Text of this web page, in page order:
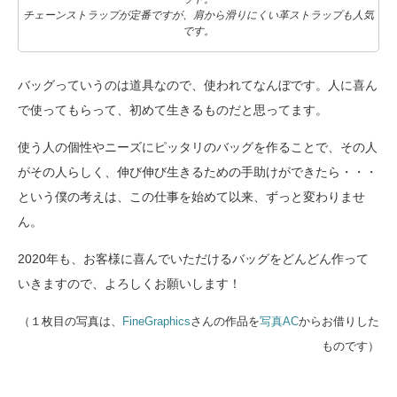
チェーンストラップが定番ですが、肩から滑りにくい革ストラップも人気
です。
バッグっていうのは道具なので、使われてなんぼです。人に喜ん
で使ってもらって、初めて生きるものだと思ってます。
使う人の個性やニーズにピッタリのバッグを作ることで、その人
がその人らしく、伸び伸び生きるための手助けができたら・・・
という僕の考えは、この仕事を始めて以来、ずっと変わりませ
ん。
2020年も、お客様に喜んでいただけるバッグをどんどん作って
いきますので、よろしくお願いします！
（１枚目の写真は、 FineGraphicsさんの作品を写真ACからお借りした
ものです）